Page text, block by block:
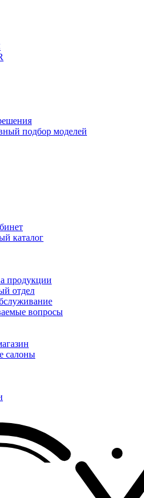
подбор моделей
каталог
продукции
отдел
вопросы
салоны